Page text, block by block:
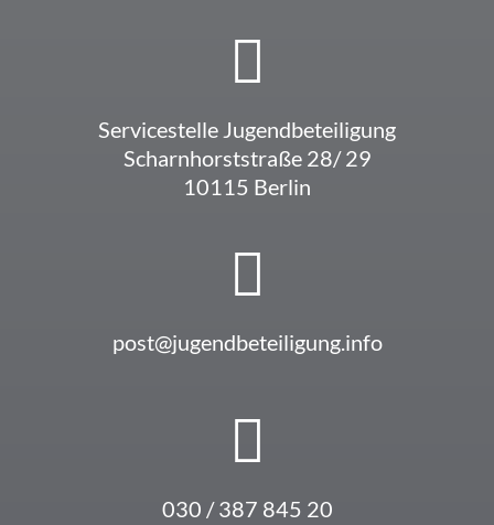
Service­stelle Jugendbeteiligung
Scharn­horst­straße 28/ 29
10115 Berlin
post@jugendbeteiligung.info
030 / 387 845 20